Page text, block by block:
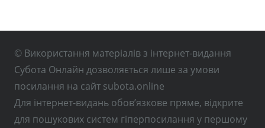
© Використання матеріалів з інтернет-видання
Субота Онлайн дозволяється лише за умови
посилання на сайт subota.online
Для інтернет-видань обов’язкове пряме, відкрите
для пошукових систем гіперпосилання у першому